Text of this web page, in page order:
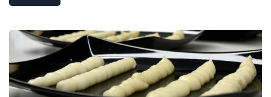
érdekében a NÉBIH fokozottan vizsgálta az elmúlt időszakban a
forgalmi korlátozás alá több mint 2 tonna, mintegy 10 millió forint
hamisított termék.